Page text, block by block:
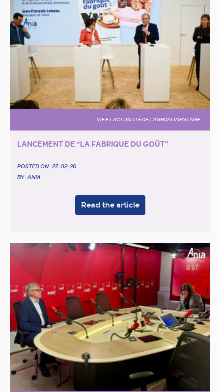
- VIE ET ACTUALITÉ DE L'AGROALIMENTAIRE
LANCEMENT DE “LA FABRIQUE DU GOÛT”
POSTED ON :27-02-26
BY : ANIA
Read the article